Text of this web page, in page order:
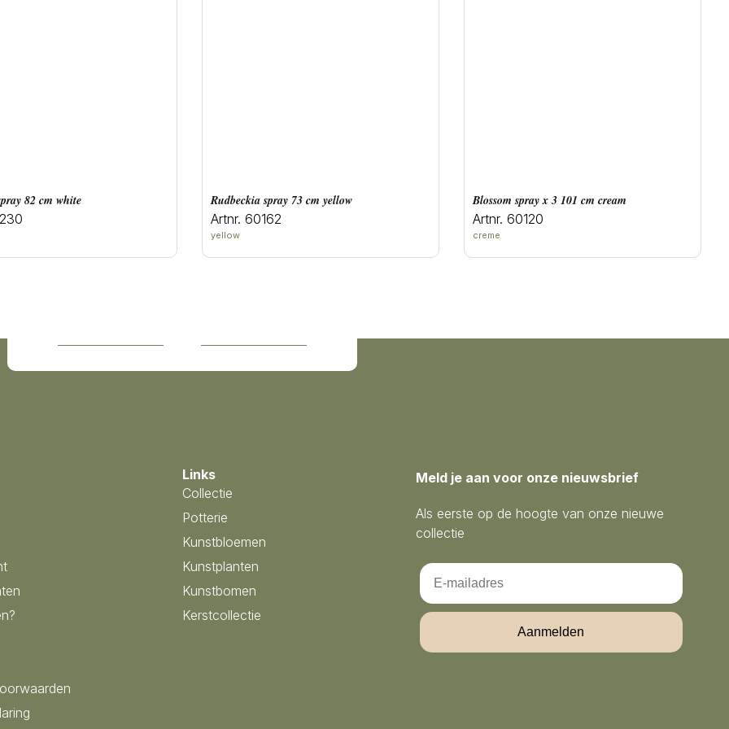
82 cm white
rudbeckia spray 73 cm yellow
Artnr. 60162
yellow
blossom spray x 3 101 cm cream
Artnr. 60120
creme
Links
Collectie
Potterie
Kunstbloemen
Kunstplanten
Kunstbomen
Kerstcollectie
Meld je aan voor onze nieuwsbrief
Als eerste op de hoogte van onze nieuwe
collectie
Email
Aanmelden